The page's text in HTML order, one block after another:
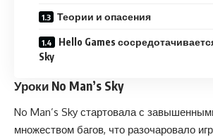
Теории и опасения
Hello Games
Sky
Уроки No Man’s Sky
No Man’s Sky стартовала с
множеством багов, что разочаровало